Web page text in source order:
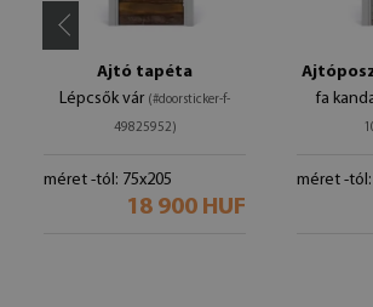
Ajtó tapéta
Lépcsők vár (#doorsticker-f-
49825952)
méret -tól: 75x205
18 900 HUF
fa
méret -tól: